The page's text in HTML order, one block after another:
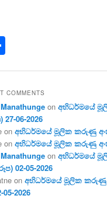
Share
COMMENTS
onඅභිධර්මයේ
27-06-2026
onඅභිධර්මයේ මූලික කරුණු අංක:
onඅභිධර්මයේ මූලික කරුණු අංක:
onඅභිධර්මයේ
02-05-2026
onඅභිධර්මයේ මූලික කරුණු
2026